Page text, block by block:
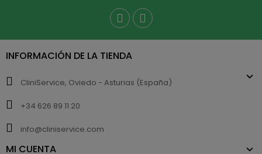
INFORMACIÓN DE LA TIENDA
CliniService, Oviedo - Asturias (España)
+34 626 89 11 20
info@cliniservice.com
MI CUENTA